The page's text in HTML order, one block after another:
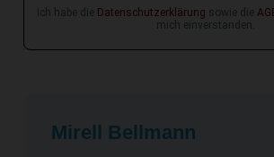
Ich habe die Datenschutzerklärung sowie die
mich einverstanden.
Mirell Bellmann